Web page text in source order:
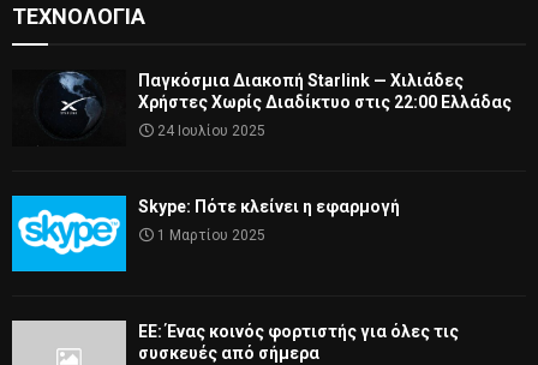
ΤΕΧΝΟΛΟΓΊΑ
Παγκόσμια Διακοπή Starlink — Χιλιάδες
Χρήστες Χωρίς Διαδίκτυο στις 22:00 Ελλάδας
24 Ιουλίου 2025
Skype: Πότε κλείνει η εφαρμογή
1 Μαρτίου 2025
ΕΕ: Ένας κοινός φορτιστής για όλες τις
συσκευές από σήμερα